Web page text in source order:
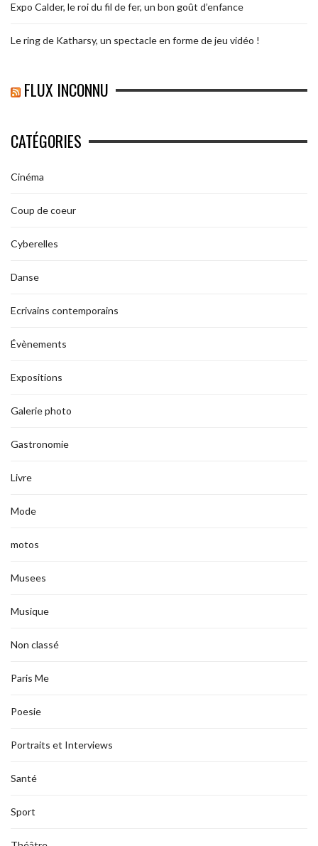
Expo Calder, le roi du fil de fer, un bon goût d’enfance
Le ring de Katharsy, un spectacle en forme de jeu vidéo !
FLUX INCONNU
CATÉGORIES
Cinéma
Coup de coeur
Cyberelles
Danse
Ecrivains contemporains
Évènements
Expositions
Galerie photo
Gastronomie
Livre
Mode
motos
Musees
Musique
Non classé
Paris Me
Poesie
Portraits et Interviews
Santé
Sport